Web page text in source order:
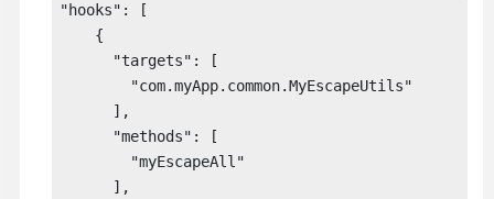
"hooks": [
    {
      "targets": [
        "com.myApp.common.MyEscapeUtils"
      ],
      "methods": [
        "myEscapeAll"
      ],